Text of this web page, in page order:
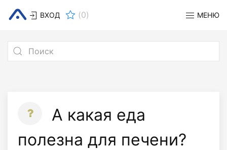
ВХОД (0) МЕНЮ
А какая еда
полезна для печени?